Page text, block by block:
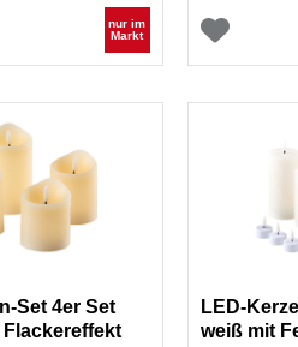
nur im
Markt
Set 4er Set
LED-
weiß mit